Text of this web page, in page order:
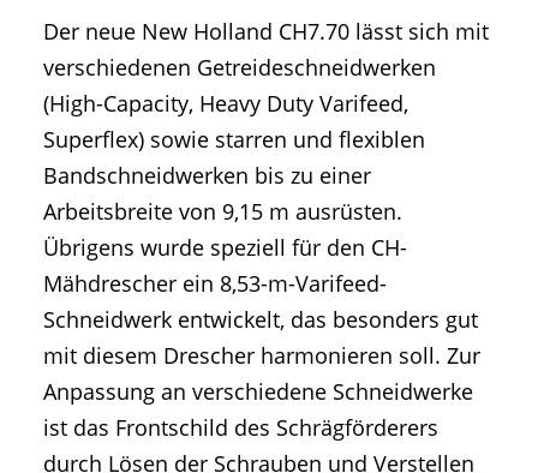
Der neue New Holland CH7.70 lässt sich mit
verschiedenen Getreideschneidwerken
(High-Capacity, Heavy Duty Varifeed,
Superflex) sowie starren und flexiblen
Bandschneidwerken bis zu einer
Arbeitsbreite von 9,15 m ausrüsten.
Übrigens wurde speziell für den CH-
Mähdrescher ein 8,53-m-Varifeed-
Schneidwerk entwickelt, das besonders gut
mit diesem Drescher harmonieren soll. Zur
Anpassung an verschiedene Schneidwerke
ist das Frontschild des Schrägförderers
durch Lösen der Schrauben und Verstellen